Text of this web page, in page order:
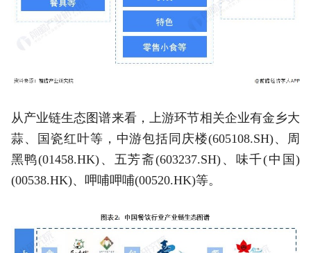
从产业链生态图谱来看，上游环节相关企业有金乡大
蒜、国瓷红叶等，中游包括同庆楼(605108.SH)、周
黑鸭(01458.HK)、五芳斋(603237.SH)、味千(中国)
(00538.HK)、呷哺呷哺(00520.HK)等。